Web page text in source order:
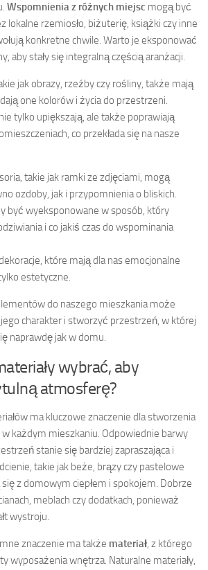
Wspomnienia z różnych miejsc mogą być
lokalne rzemiosło, biżuterię, książki czy inne
konkretne chwile. Warto je eksponować
aby stały się integralną częścią aranżacji.
jak obrazy, rzeźby czy rośliny, także mają
one kolorów i życia do przestrzeni.
nie tylko upiększają, ale także poprawiają
co przekłada się na nasze
takie jak ramki ze zdjęciami, mogą
ozdoby, jak i przypomnienia o bliskich.
być wyeksponowane w sposób, który
i co jakiś czas do wspominania
które mają dla nas emocjonalne
estetyczne.
do naszego mieszkania może
jego charakter i stworzyć przestrzeń, w której
naprawdę jak w domu.
wybrać, aby
atmosferę?
ma kluczowe znaczenie dla stworzenia
w każdym mieszkaniu. Odpowiednie barwy
stanie się bardziej zapraszająca i
takie jak beże, brązy czy pastelowe
z domowym ciepłem i spokojem. Dobrze
meblach czy dodatkach, ponieważ
wystroju.
znaczenie ma także materiał, z którego
wyposażenia wnętrza. Naturalne materiały,